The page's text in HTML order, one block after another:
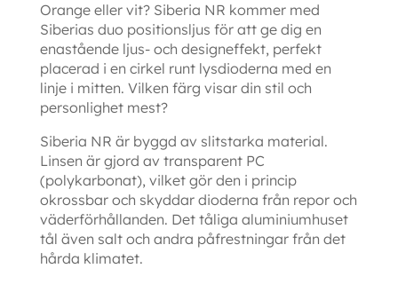
Orange eller vit? Siberia NR kommer med
Siberias duo positionsljus för att ge dig en
enastående ljus- och designeffekt, perfekt
placerad i en cirkel runt lysdioderna med en
linje i mitten. Vilken färg visar din stil och
personlighet mest?
Siberia NR är byggd av slitstarka material.
Linsen är gjord av transparent PC
(polykarbonat), vilket gör den i princip
okrossbar och skyddar dioderna från repor och
väderförhållanden. Det tåliga aluminiumhuset
tål även salt och andra påfrestningar från det
hårda klimatet.